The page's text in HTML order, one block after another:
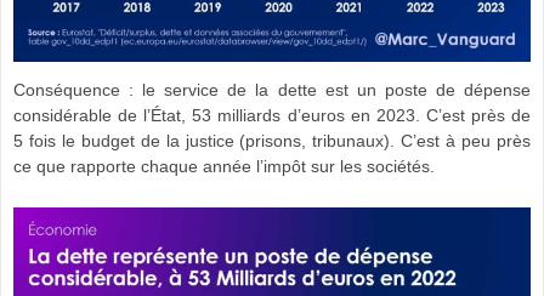
Conséquence : le service de la dette est un poste de dépense
considérable de l’État, 53 milliards d’euros en 2023. C’est près de
5 fois le budget de la justice (prisons, tribunaux). C’est à peu près
ce que rapporte chaque année l’impôt sur les sociétés.